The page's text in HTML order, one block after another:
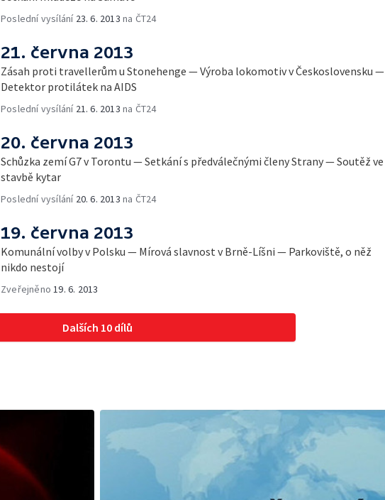
Poslední vysílání 23. 6. 2013 na ČT24
21. června 2013
Zásah proti travellerům u Stonehenge — Výroba lokomotiv v Československu —
Detektor protilátek na AIDS
Poslední vysílání 21. 6. 2013 na ČT24
20. června 2013
Schůzka zemí G7 v Torontu — Setkání s předválečnými členy Strany — Soutěž ve
stavbě kytar
Poslední vysílání 20. 6. 2013 na ČT24
19. června 2013
Komunální volby v Polsku — Mírová slavnost v Brně-Líšni — Parkoviště, o něž
nikdo nestojí
Zveřejněno 19. 6. 2013
Dalších 10 dílů